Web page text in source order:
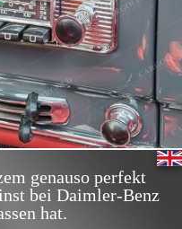
genauso perfekt
bei Daimler-Benz
hat.